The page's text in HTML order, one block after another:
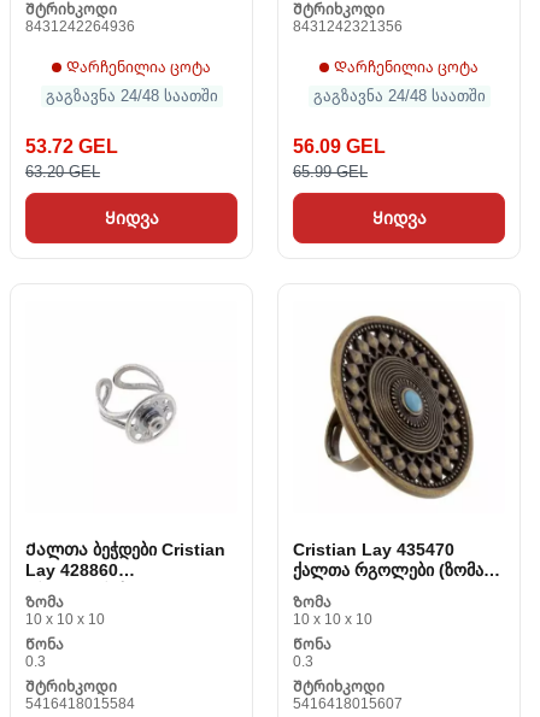
Შტრიხკოდი
8431242264936
Დარჩენილია ცოტა
გაგზავნა 24/48 საათში
53.72 GEL
63.20 GEL
Ყიდვა
Შტრიხკოდი
8431242321356
Დარჩენილია ცოტა
გაგზავნა 24/48 საათში
56.09 GEL
65.99 GEL
Ყიდვა
Ქალთა ბეჭდები Cristian
Lay 428860
(რეგულირებული)
Ზომა
10 x 10 x 10
Წონა
0.3
Შტრიხკოდი
5416418015584
Cristian Lay 435470
ქალთა რგოლები (ზომა
14)
Ზომა
10 x 10 x 10
Წონა
0.3
Შტრიხკოდი
5416418015607